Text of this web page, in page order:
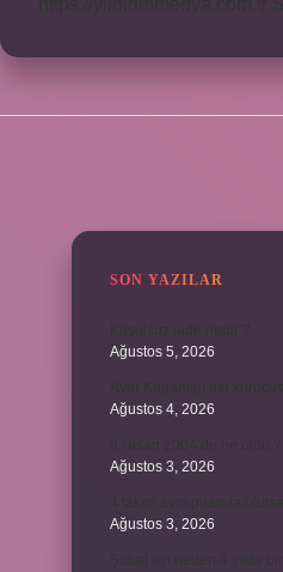
SON YAZILAR
Ağustos 5, 2026
Ağustos 4, 2026
Ağustos 3, 2026
Ağustos 3, 2026